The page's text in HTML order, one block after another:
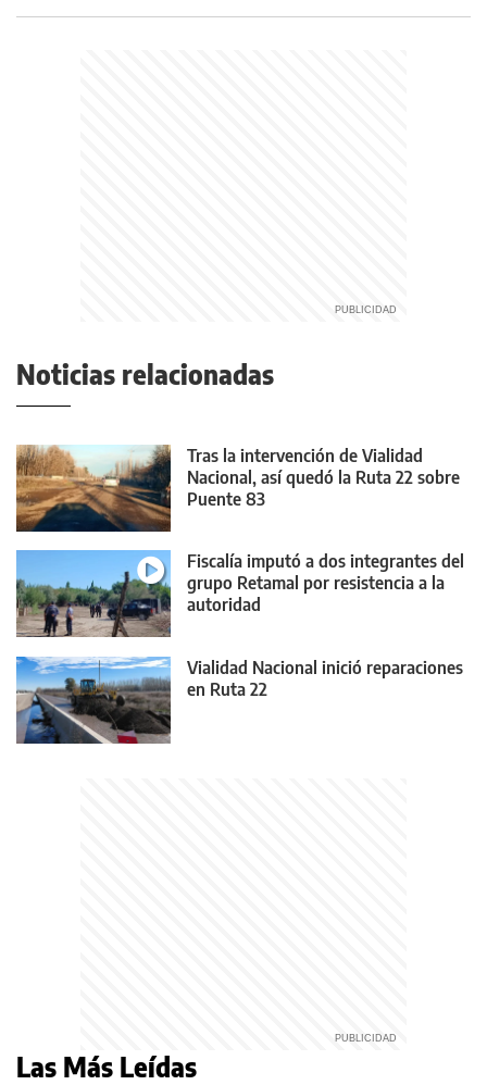
Noticias relacionadas
Tras la intervención de Vialidad
Nacional, así quedó la Ruta 22 sobre
Puente 83
Fiscalía imputó a dos integrantes del
grupo Retamal por resistencia a la
autoridad
Vialidad Nacional inició reparaciones
en Ruta 22
Las Más Leídas